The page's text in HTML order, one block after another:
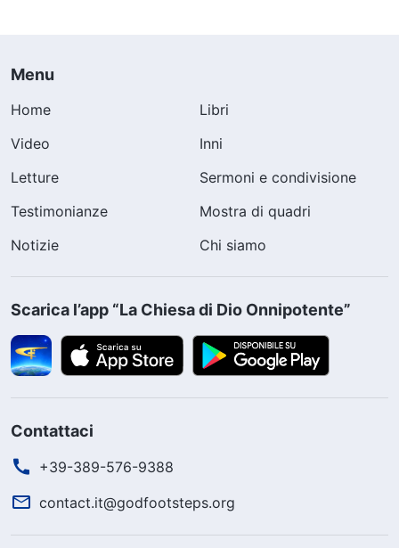
Menu
Home
Libri
Video
Inni
Letture
Sermoni e condivisione
Testimonianze
Mostra di quadri
Notizie
Chi siamo
Scarica l’app “La Chiesa di Dio Onnipotente”
Contattaci
+39-389-576-9388
contact.it@godfootsteps.org